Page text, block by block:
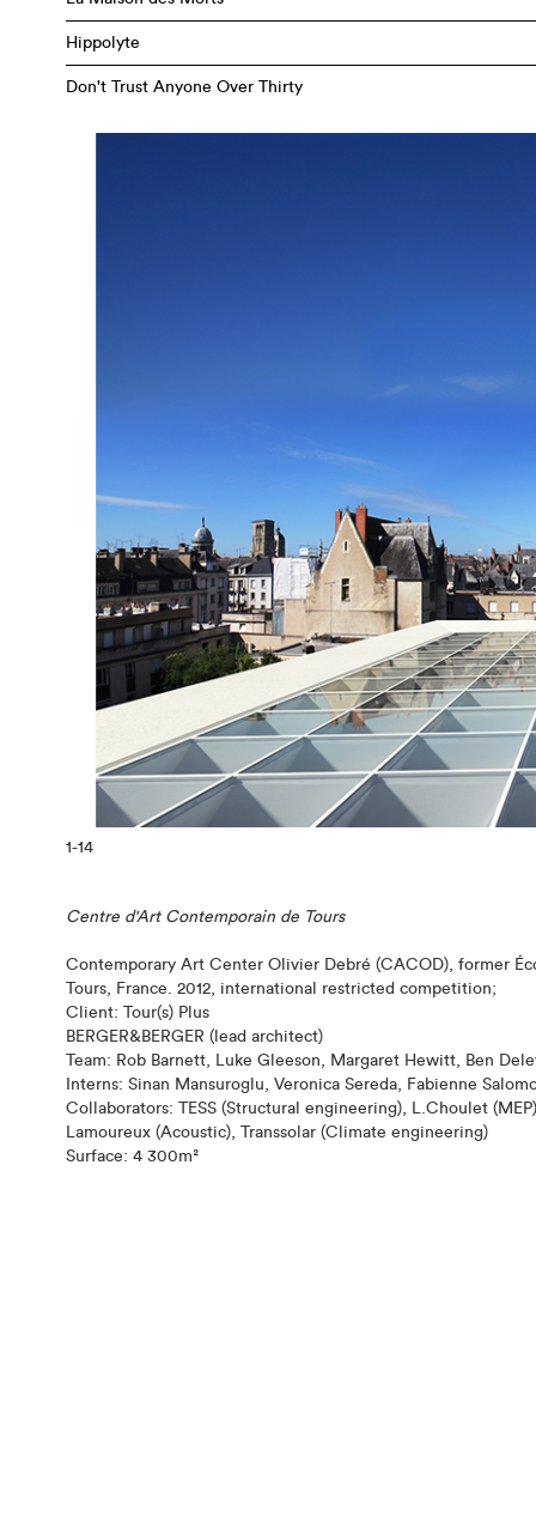
Hippolyte
Don't Trust Anyone Over Thirty
1-14
Centre d'Art Contemporain de Tours
Contemporary Art Center Olivier Debré (CACOD), former
Tours, France. 2012, international restricted competition;
Client: Tour(s) Plus
BERGER&BERGER (lead architect)
Team: Rob Barnett, Luke Gleeson, Margaret Hewitt, Ben
Interns: Sinan Mansuroglu, Veronica Sereda, Fabienne
Collaborators: TESS (Structural engineering), L.Choulet
Lamoureux (Acoustic), Transsolar (Climate engineering)
Surface: 4 300m²